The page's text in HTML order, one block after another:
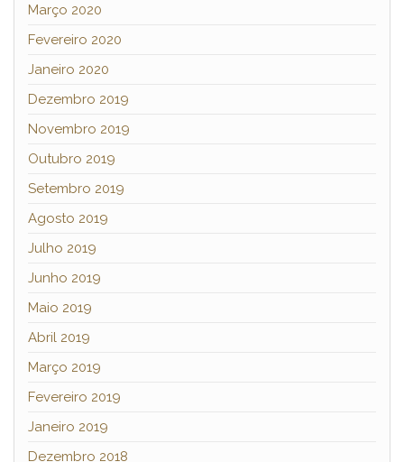
Março 2020
Fevereiro 2020
Janeiro 2020
Dezembro 2019
Novembro 2019
Outubro 2019
Setembro 2019
Agosto 2019
Julho 2019
Junho 2019
Maio 2019
Abril 2019
Março 2019
Fevereiro 2019
Janeiro 2019
Dezembro 2018